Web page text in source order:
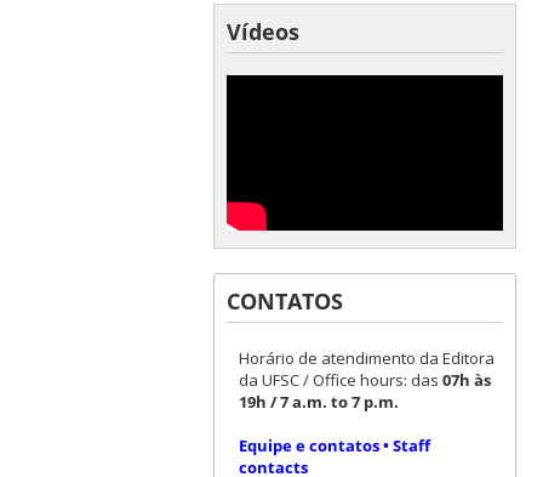
Vídeos
CONTATOS
Horário de atendimento da Editora
da UFSC / Office hours: das 07h às
19h / 7 a.m. to 7 p.m.
Equipe e contatos • Staff
contacts